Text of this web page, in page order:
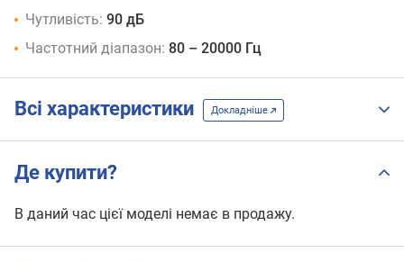
Чутливість: 90 дБ
Частотний діапазон: 80 – 20000 Гц
Всі характеристики Докладніше
Де купити?
В даний час цієї моделі немає в продажу.